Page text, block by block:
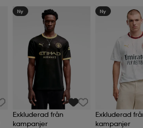
Ny
Exkluderad från
kampanjer
Ny
Exkluderad
kampanjer